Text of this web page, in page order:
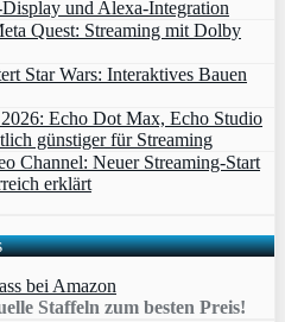
und Alexa‑Integration
Quest: Streaming mit Dolby
Star Wars: Interaktives Bauen
Echo Dot Max, Echo Studio
günstiger für Streaming
Channel: Neuer Streaming‑Start
erklärt
Staffeln zum besten Preis!